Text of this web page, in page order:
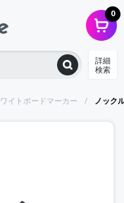
0
詳細
検索
イトボードマーカー ノック